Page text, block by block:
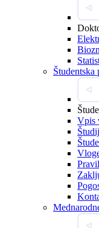
Študentska
Vpis